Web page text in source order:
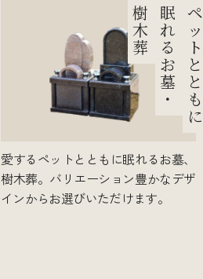
樹
木
葬
眠
れ
る
お
墓
・
ペ
ッ
ト
と
と
も
に
愛するペットとともに眠れるお墓、
樹木葬。バリエーション豊かなデザ
インからお選びいただけます。